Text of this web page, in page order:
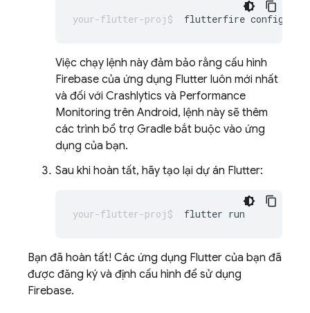
flutterfire
Việc chạy lệnh này đảm bảo rằng cấu hình
Firebase của ứng dụng Flutter luôn mới nhất
và đối với Crashlytics và Performance
Monitoring trên Android, lệnh này sẽ thêm
các trình bổ trợ Gradle bắt buộc vào ứng
dụng của bạn.
Sau khi hoàn tất, hãy tạo lại dự án Flutter:
flutter
Bạn đã hoàn tất! Các ứng dụng Flutter của bạn đã
được đăng ký và định cấu hình để sử dụng
Firebase.